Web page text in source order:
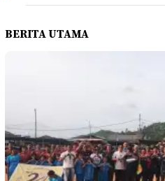
BERITA UTAMA